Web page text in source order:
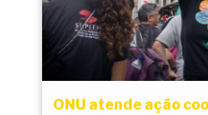
ONU atende ação